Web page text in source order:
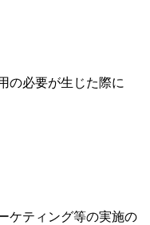
の必要が生じた際に
ケティング等の実施の